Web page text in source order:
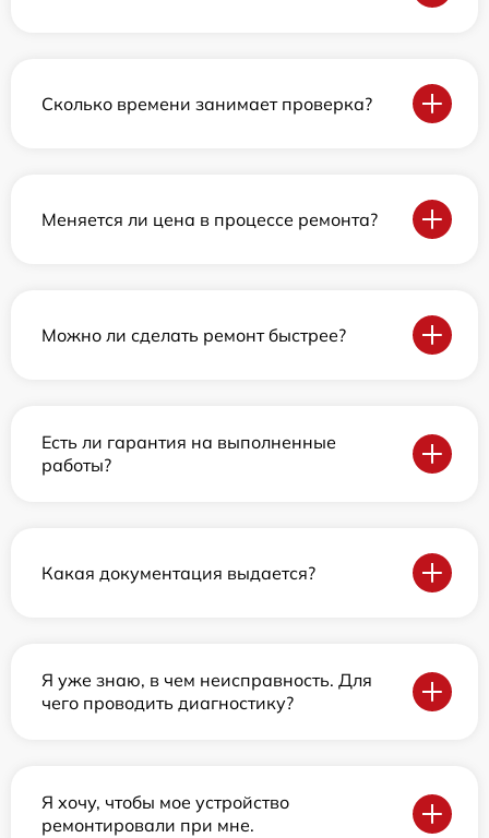
Сколько времени занимает проверка?
Меняется ли цена в процессе ремонта?
Можно ли сделать ремонт быстрее?
Есть ли гарантия на выполненные
работы?
Какая документация выдается?
Я уже знаю, в чем неисправность. Для
чего проводить диагностику?
Я хочу, чтобы мое устройство
ремонтировали при мне.